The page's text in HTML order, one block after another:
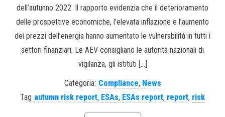
dell’autunno 2022. Il rapporto evidenzia che il deterioramento
delle prospettive economiche, l’elevata inflazione e l’aumento
dei prezzi dell’energia hanno aumentato le vulnerabilità in tutti i
settori finanziari. Le AEV consigliano le autorità nazionali di
vigilanza, gli istituti […]
Categoria: Compliance, News
Tag autumn risk report, ESAs, ESAs report, report, risk